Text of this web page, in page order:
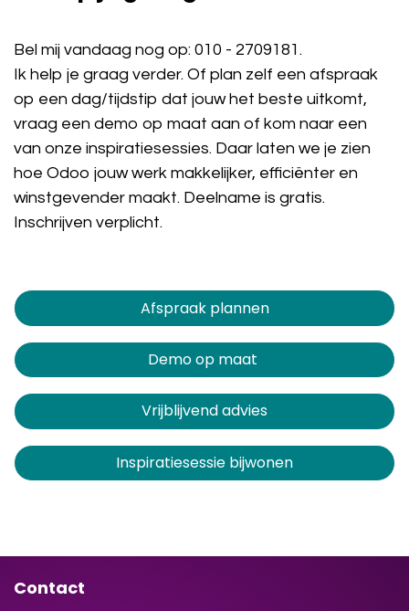
Bel mij vandaag nog op: 010 - 2709181 .
Ik help je graag verder. Of plan zelf een afspraak
op een dag/tijdstip dat jouw het beste uitkomt,
vraag een demo op maat aan of kom naar een
van onze inspiratiesessies. Daar laten we je zien
hoe Odoo jouw werk makkelijker, efficiënter en
winstgevender maakt. Deelname is gratis.
Inschrijven verplicht.
Afspraak plannen​​​​
Demo op maat
Vrijblijvend advies
Inspiratiesessie bijwonen
Contact